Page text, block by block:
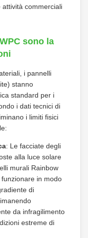
commerciali
sono la
i pannelli
stanno
standard per i
i dati tecnici di
i limiti fisici
: Le facciate degli
alla luce solare
murali Rainbow
in modo
di
da infragilimento
estreme di